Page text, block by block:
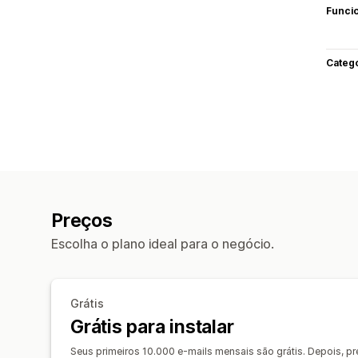
Preços
Escolha o plano ideal para o negócio.
Grátis
Grátis para instalar
Seus primeiros 10.000 e-mails mensais são grátis. Depois,